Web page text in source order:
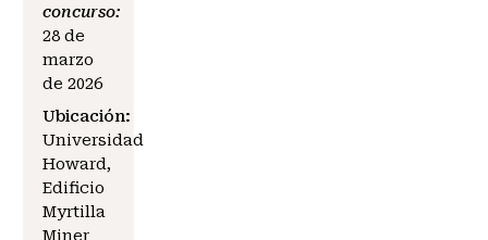
concurso:
28 de
marzo
de 2026
Ubicación:
Universidad
Howard,
Edificio
Myrtilla
Miner